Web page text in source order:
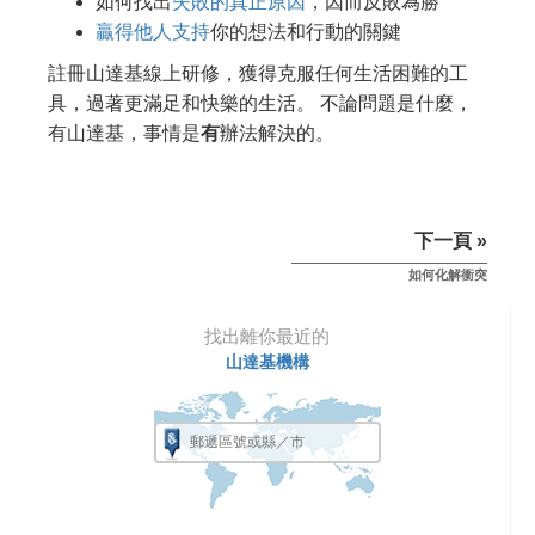
贏得他人支持你的想法和行動的關鍵
註冊山達基線上研修，獲得克服任何生活困難的工
具，過著更滿足和快樂的生活。 不論問題是什麼，
有山達基，事情是有辦法解決的。
下一頁 »
如何化解衝突
找出離你最近的
山達基機構